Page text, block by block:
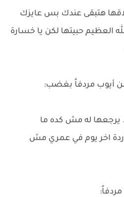
هتبقى عندك بس عايزك
العظيم حبيتها لكن يا خسارة
أيوب مردفاً بغضب:
يرجعها له مش كده ما
اخر يوم في عمري مش